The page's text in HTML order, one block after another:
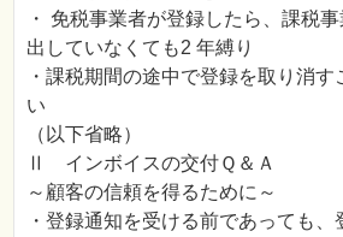
・ 免税事業者が登録したら、課税
出していなくても2 年縛り
・課税期間の途中で登録を取り消す
い
（以下省略）
Ⅱ インボイスの交付Ｑ＆Ａ
～顧客の信頼を得るために～
・登録通知を受ける前であっても